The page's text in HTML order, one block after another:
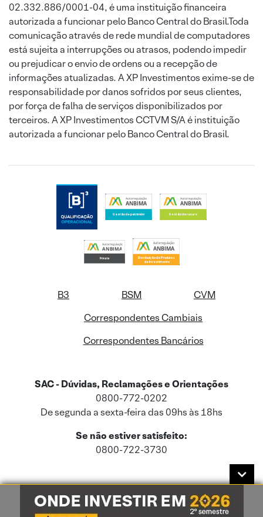
02.332.886/0001-04, é uma instituição financeira
autorizada a funcionar pelo Banco Central do Brasil.Toda
comunicação através de rede mundial de computadores
está sujeita a interrupções ou atrasos, podendo impedir
ou prejudicar o envio de ordens ou a recepção de
informações atualizadas. A XP Investimentos exime-se de
responsabilidade por danos sofridos por seus clientes,
por força de falha de serviços disponibilizados por
terceiros. A XP Investimentos CCTVM S/A é instituição
autorizada a funcionar pelo Banco Central do Brasil.
B3 BSM
CVM
Correspondentes Cambiais
Correspondentes Bancários
SAC - Dúvidas, Reclamações e Orientações
0800-772-0202
De segunda a sexta-feira das 09hs às 18hs
Se não estiver satisfeito:
0800-722-3730
Este site usa cookies e dados pessoais de acordo com a nossaPolítica de
Cookies
e a nossaPolítica de Privacidade.